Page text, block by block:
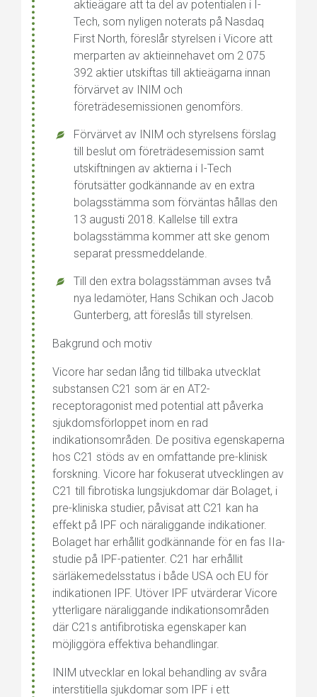
aktieägare att ta del av potentialen i I-
Tech, som nyligen noterats på Nasdaq
First North, föreslår styrelsen i Vicore att
merparten av aktieinnehavet om 2 075
392 aktier utskiftas till aktieägarna innan
förvärvet av INIM och
företrädesemissionen genomförs.
Förvärvet av INIM och styrelsens förslag
till beslut om företrädesemission samt
utskiftningen av aktierna i I-Tech
förutsätter godkännande av en extra
bolagsstämma som förväntas hållas den
13 augusti 2018. Kallelse till extra
bolagsstämma kommer att ske genom
separat pressmeddelande.
Till den extra bolagsstämman avses två
nya ledamöter, Hans Schikan och Jacob
Gunterberg, att föreslås till styrelsen.
Bakgrund och motiv
Vicore har sedan lång tid tillbaka utvecklat
substansen C21 som är en AT2-
receptoragonist med potential att påverka
sjukdomsförloppet inom en rad
indikationsområden. De positiva egenskaperna
hos C21 stöds av en omfattande pre-klinisk
forskning. Vicore har fokuserat utvecklingen av
C21 till fibrotiska lungsjukdomar där Bolaget, i
pre-kliniska studier, påvisat att C21 kan ha
effekt på IPF och näraliggande indikationer.
Bolaget har erhållit godkännande för en fas IIa-
studie på IPF-patienter. C21 har erhållit
särläkemedelsstatus i både USA och EU för
indikationen IPF. Utöver IPF utvärderar Vicore
ytterligare näraliggande indikationsområden
där C21s antifibrotiska egenskaper kan
möjliggöra effektiva behandlingar.
INIM utvecklar en lokal behandling av svåra
interstitiella sjukdomar som IPF i ett